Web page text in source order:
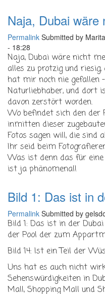
Naja, Dubai wäre
Permalink Submitted by
- 18:28
Naja, Dubai wäre nicht
alles zu protzig und riesig,
hat mir noch nie gefallen
Naturliebhaber, und dort
davon zerstört worden.
Wo befindet sich den der
inmitten dieser
Fotos sagen will, die sind
Ihr seid beim
Was ist denn das für eine
ist ja phänomenal!
Bild 1: Das ist in
Permalink Submitted by
Bild 1: Das ist in der
der Pool der zum
Bild 14: Ist ein Teil der
Uns hat es auch nicht
Sehenswürdigkeiten in
Mall, Shopping Mall und